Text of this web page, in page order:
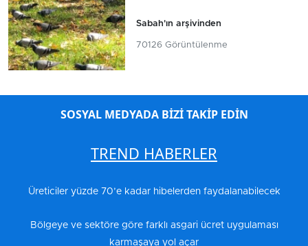
Sabah'ın arşivinden
70126 Görüntülenme
SOSYAL MEDYADA BİZİ TAKİP EDİN
TREND HABERLER
Üreticiler yüzde 70’e kadar hibelerden faydalanabilecek
Bölgeye ve sektöre göre farklı asgari ücret uygulaması
karmaşaya yol açar